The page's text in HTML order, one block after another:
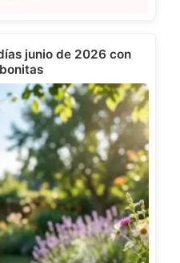
junio de 2026 con